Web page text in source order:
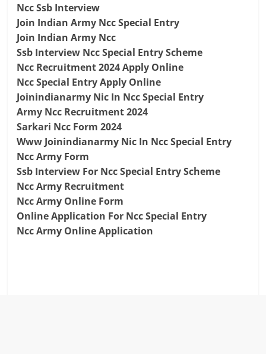
Ncc Ssb Interview
Join Indian Army Ncc Special Entry
Join Indian Army Ncc
Ssb Interview Ncc Special Entry Scheme
Ncc Recruitment 2024 Apply Online
Ncc Special Entry Apply Online
Joinindianarmy Nic In Ncc Special Entry
Army Ncc Recruitment 2024
Sarkari Ncc Form 2024
Www Joinindianarmy Nic In Ncc Special Entry
Ncc Army Form
Ssb Interview For Ncc Special Entry Scheme
Ncc Army Recruitment
Ncc Army Online Form
Online Application For Ncc Special Entry
Ncc Army Online Application